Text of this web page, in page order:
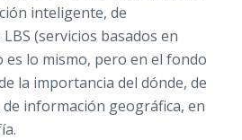
inteligente, de
(servicios basados en
es lo mismo, pero en el fondo
la importancia del dónde, de
información geográfica, en